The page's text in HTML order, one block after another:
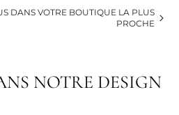
DANS VOTRE BOUTIQUE LA PLUS
PROCHE
NOTRE DESIGN